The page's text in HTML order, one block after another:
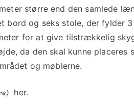
større end den samlede
bord og seks stole, der fylder
for at give tilstrækkelig
da den skal kunne
og møblerne.
her.